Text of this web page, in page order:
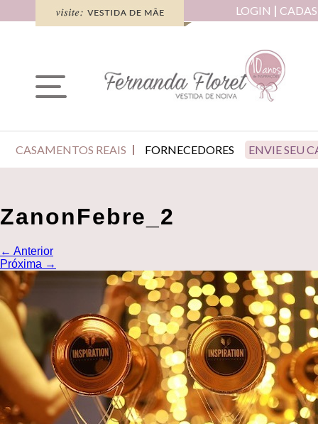
LOGIN
CASAMENTOS REAIS FORNECEDORES ENVIE SEU
ZanonFebre_2
← Anterior
Próxima →